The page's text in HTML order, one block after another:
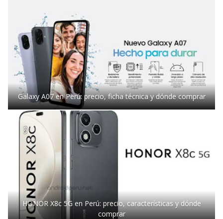
Galaxy A07 en Perú: precio, ficha técnica y dónde comprar
HONOR X8c 5G en Perú: precio, características y dónde
comprar